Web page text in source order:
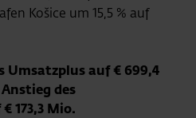
Košice um 15,5 % auf
Umsatzplus auf € 699,4
des
173,3 Mio.